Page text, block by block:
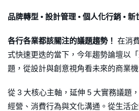
品牌轉型 • 設計管理 • 個人化行銷 •
各行各業都該關注的議題趨勢！ 在消
式快速更迭的當下，今年趨勢論壇以
題，從設計與創意視角看未來的商業機
從 3 大核心主軸，延伸 5 大實務議題
經營、消費行為與文化溝通。從生活